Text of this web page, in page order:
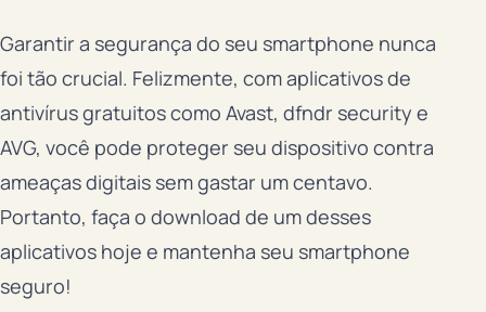
Garantir a segurança do seu smartphone nunca
foi tão crucial. Felizmente, com aplicativos de
antivírus gratuitos como Avast, dfndr security e
AVG, você pode proteger seu dispositivo contra
ameaças digitais sem gastar um centavo.
Portanto, faça o download de um desses
aplicativos hoje e mantenha seu smartphone
seguro!